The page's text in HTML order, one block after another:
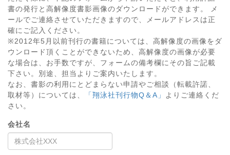
書の発行と高解像度書影画像のダウンロードができます。 メ
ールでご連絡させていただきますので、メールアドレスは正
確にご記入ください。
※2012年5月以前刊行の書籍については、高解像度の画像をダ
ウンロード頂くことができないため、高解像度の画像が必要
な場合は、お手数ですが、フォームの備考欄にその旨ご記載
下さい。別途、担当よりご案内いたします。
なお、書影の利用にとどまらない申請やご相談（転載許諾、
取材等）については、
「翔泳社刊行物Q＆A」
よりご連絡くだ
さい。
会社名